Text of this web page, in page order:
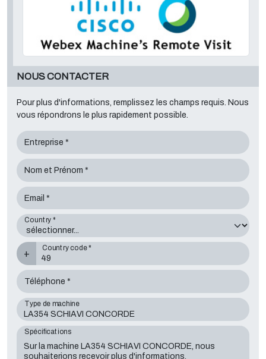
NOUS CONTACTER
Pour plus d'informations, remplissez les champs requis. Nous
vous répondrons le plus rapidement possible.
Entreprise *
Nom et Prénom *
Email *
Country *
+
Country code *
Téléphone *
Type de machine
Spécifications